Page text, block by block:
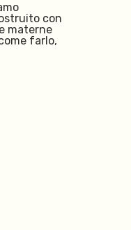
con
materne
farlo,